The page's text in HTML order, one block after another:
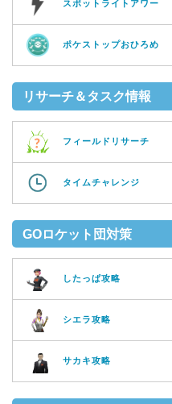
スポットライトアワー
ポケストップおひろめ
リサーチ＆タスク情報
フィールドリサーチ
タイムチャレンジ
GOロケット団対策
したっぱ攻略
シエラ攻略
サカキ攻略